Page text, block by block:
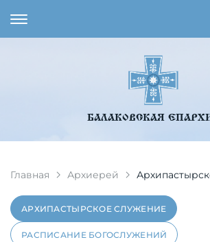
БАЛАКОВСКАЯ
Главная Архиерей
АРХИПАСТЫРСКОЕ СЛУЖЕНИЕ
РАСПИСАНИЕ БОГОСЛУЖЕНИЙ